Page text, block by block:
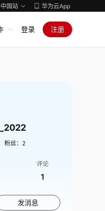
中国站 华为云App
登录 注册
粉丝： 2
评论
1
发消息